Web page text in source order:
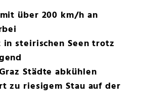
über 200 km/h an
steirischen Seen trotz
Städte abkühlen
zu riesigem Stau auf der